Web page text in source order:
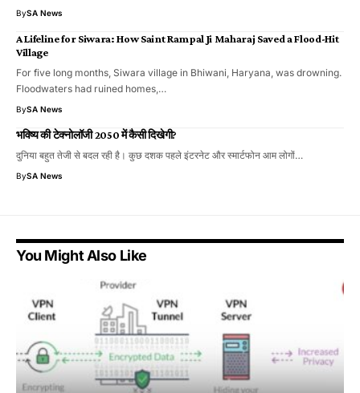
BySA News
A Lifeline for Siwara: How Saint Rampal Ji Maharaj Saved a Flood-Hit
Village
For five long months, Siwara village in Bhiwani, Haryana, was drowning.
Floodwaters had ruined homes,…
BySA News
भविष्य की टेक्नोलॉजी 2050 में कैसी दिखेगी?
दुनिया बहुत तेजी से बदल रही है। कुछ दशक पहले इंटरनेट और स्मार्टफोन आम लोगों…
BySA News
You Might Also Like